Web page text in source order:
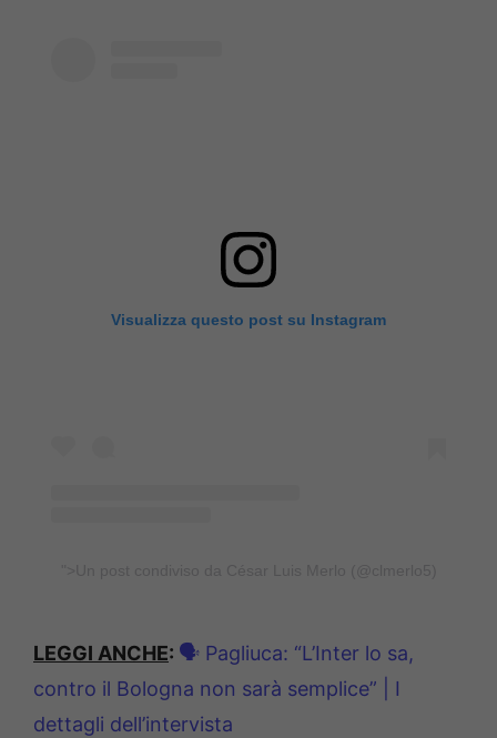
Visualizza questo post su Instagram
LEGGI ANCHE: 🗣️ Pagliuca: “L’Inter lo sa,
contro il Bologna non sarà semplice” | I
dettagli dell’intervista